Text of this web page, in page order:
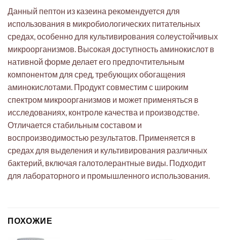
Данный пептон из казеина рекомендуется для
использования в микробиологических питательных
средах, особенно для культивирования солеустойчивых
микроорганизмов. Высокая доступность аминокислот в
нативной форме делает его предпочтительным
компонентом для сред, требующих обогащения
аминокислотами. Продукт совместим с широким
спектром микроорганизмов и может применяться в
исследованиях, контроле качества и производстве.
Отличается стабильным составом и
воспроизводимостью результатов. Применяется в
средах для выделения и культивирования различных
бактерий, включая галотолерантные виды. Подходит
для лабораторного и промышленного использования.
ПОХОЖИЕ